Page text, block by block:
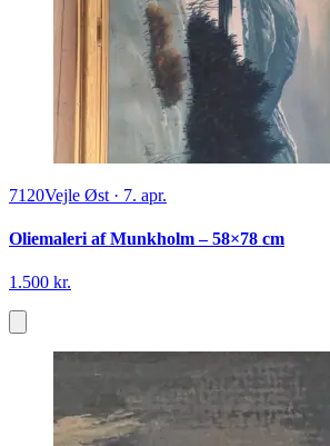
7120Vejle Øst · 7. apr.
Oliemaleri af Munkholm – 58×78 cm
1.500 kr.